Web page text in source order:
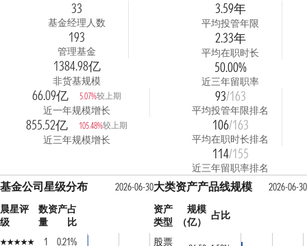
33
基金经理人数
193
管理基金
1384.98亿
非货基规模
66.09亿 5.07%较上期
近一年规模增长
855.52亿 105.48%较上期
近三年规模增长
3.59年
平均投管年限
2.33年
平均在职时长
50.00%
近三年留职率
93/163
平均投管年限排名
106/163
平均在职时长排名
114/155
近三年留职率排名
基金公司星级分布
2026-06-30
晨星评
级
数
量
资产占
比
1
0.21%
大类资产产品线规模
2026-06-30
资产
类型
规模
（亿）
占比
股票